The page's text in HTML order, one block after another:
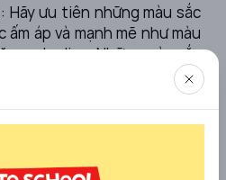
Hãy ưu tiên những màu sắc
ấm áp và mạnh mẽ như màu
xanh olive. Những màu sắc
phản vừa phải, giúp
rạng rỡ và tràn đầy sức
Tránh các màu quá xỉn như
vào đó, hãy chọn những